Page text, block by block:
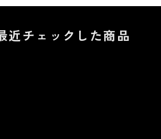
近チェックした商品